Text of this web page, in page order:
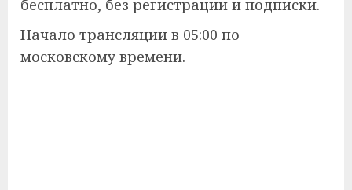
бесплатно, без регистрации и подписки.
Начало трансляции в 05:00 по
московскому времени.